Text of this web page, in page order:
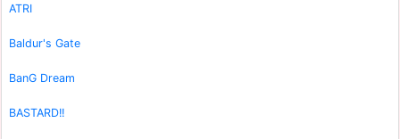
ATRI
Baldur's Gate
BanG Dream
BASTARD!!